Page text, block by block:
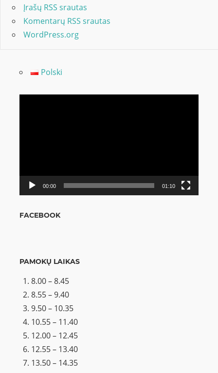
Įrašų RSS srautas
Komentarų RSS srautas
WordPress.org
Polski
00:00 01:10
FACEBOOK
PAMOKŲ LAIKAS
8.00 – 8.45
8.55 – 9.40
9.50 – 10.35
10.55 – 11.40
12.00 – 12.45
12.55 – 13.40
13.50 – 14.35